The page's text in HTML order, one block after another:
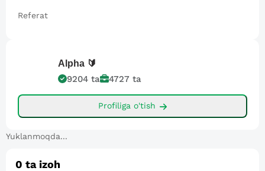
Referat
Alpha 🔰
9204 ta 4727 ta
Profiliga o'tish
Yuklanmoqda...
0 ta izoh